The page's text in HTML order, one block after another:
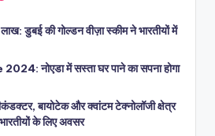
डुबई की गोल्डन वीज़ा स्कीम ने भारतीयों में
नोएडा में सस्ता घर पाने का सपना होगा
बायोटेक और क्वांटम टेक्नोलॉजी क्षेत्र
के लिए अवसर